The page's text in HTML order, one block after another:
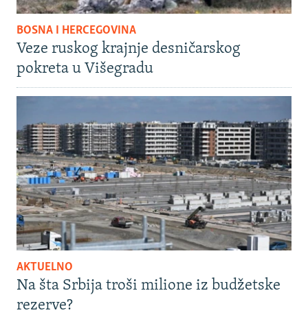
BOSNA I HERCEGOVINA
Veze ruskog krajnje desničarskog
pokreta u Višegradu
AKTUELNO
Na šta Srbija troši milione iz budžetske
rezerve?